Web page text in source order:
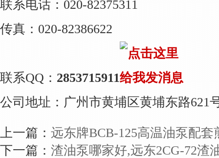
联系电话：020-82375311
传真：020-82386622
联系QQ： 2853715911
公司地址：广州市黄埔区黄埔东路621
上一篇： 远东牌BCB-125高温油泵配
下一篇： 渣油泵哪家好,远东2CG-72渣